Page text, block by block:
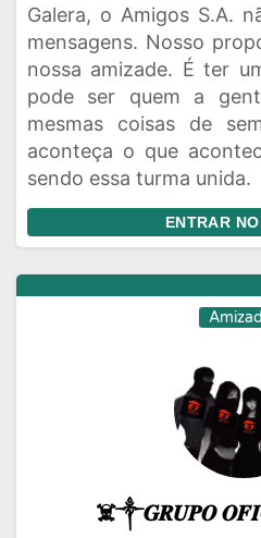
Galera, o Amigos S.A.
mensagens. Nosso
nossa amizade. É ter
pode ser quem a
mesmas coisas de
aconteça o que
sendo essa turma unida.
ENTRAR
☠️༒𝑮𝑹𝑼𝑷𝑶